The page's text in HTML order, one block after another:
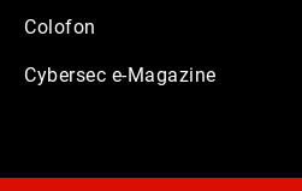
Colofon
Cybersec e-Magazine